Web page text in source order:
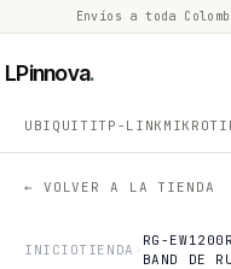
Envíos a toda
LPinnova.
UBIQUITITP-LINK
← VOLVER A LA TIENDA
INICIOTIENDA
RG-
BAND DE